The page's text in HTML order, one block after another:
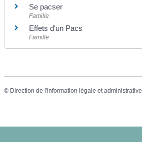
Se pacser
Famille
Effets d'un Pacs
Famille
© Direction de l'information légale et administrative